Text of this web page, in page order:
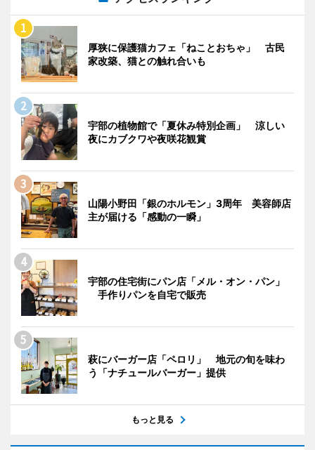
厚狭に保護猫カフェ「ねことおちゃ」 古民
家改築、猫との触れ合いも
宇部の植物館で「夏休み特別企画」 涼しい
夜にカブクワや夜咲花観賞
山陽小野田「銀のホルモン」3周年 美容師店
主が届ける「感動の一瞬」
宇部の住宅街にパン店「メル・オン・パン」
手作りパンを自宅で販売
萩にバーガー店「ペロリ」 地元の旬を味わ
う「ナチュールバーガー」提供
もっと見る